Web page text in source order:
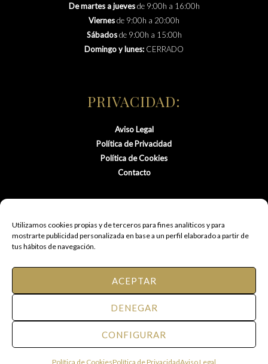
Utilizamos cookies propias y de terceros para fines analíticos y para
mostrarte publicidad personalizada en base a un perfil elaborado a partir de
tus hábitos de navegación.
ACEPTAR
DENEGAR
CONFIGURAR
Política de CookiesPolítica de PrivacidadAviso Legal
De martes a juevesde 9:00h a 16:00h
Viernesde 9:00h a 20:00h
Sábadosde 9:00h a 15:00h
Domingo y lunes: CERRADO
PRIVACIDAD:
Aviso Legal
Política de Privacidad
Política de Cookies
Contacto
Todos los derechos reservados.
Web diseñda por Eventos Posiciona